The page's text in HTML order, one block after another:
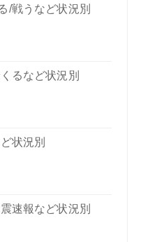
/戦うなど状況別
るなど状況別
状況別
速報など状況別